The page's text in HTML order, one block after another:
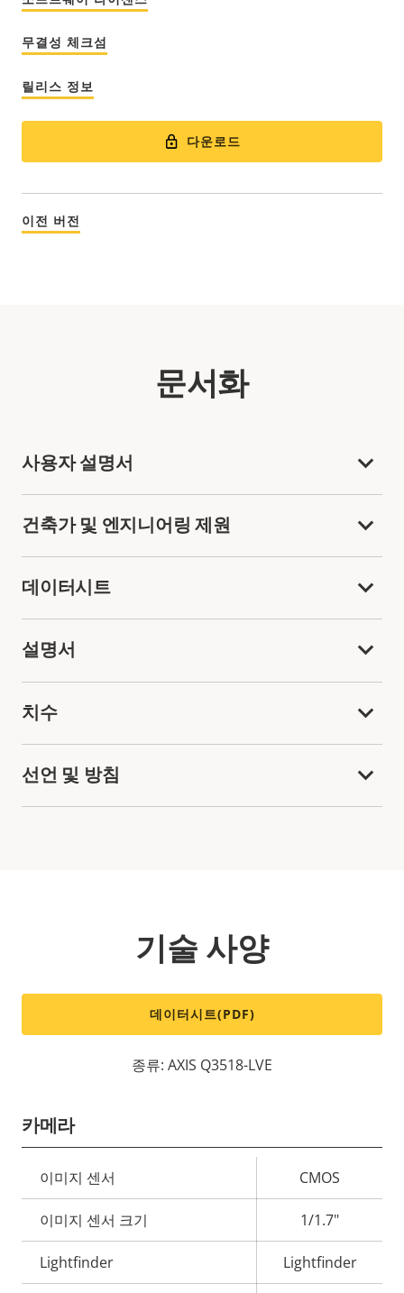
무결성 체크섬
릴리스 정보
다운로드
이전 버전
문서화
사용자 설명서
건축가 및 엔지니어링 제원
데이터시트
설명서
치수
선언 및 방침
기술 사양
데이터시트(PDF)
종류: AXIS Q3518-LVE
카메라
속
성
설
명
속
성
값
이미지 센서 CMOS
이미지 센서 크기 1/1.7"
Lightfinder Lightfinder